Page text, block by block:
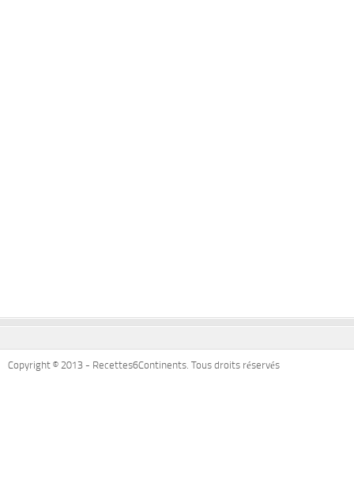
Copyright © 2013 - Recettes6Continents. Tous droits réservés